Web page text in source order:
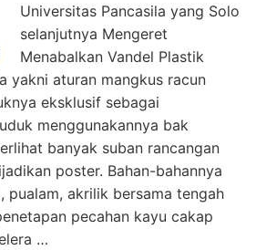
Universitas Pancasila yang Solo
selanjutnya Mengeret
Menabalkan Vandel Plastik
yakni aturan mangkus racun
eksklusif sebagai
menggunakannya bak
banyak suban rancangan
poster. Bahan-bahannya
pualam, akrilik bersama tengah
pecahan kayu cakap
…